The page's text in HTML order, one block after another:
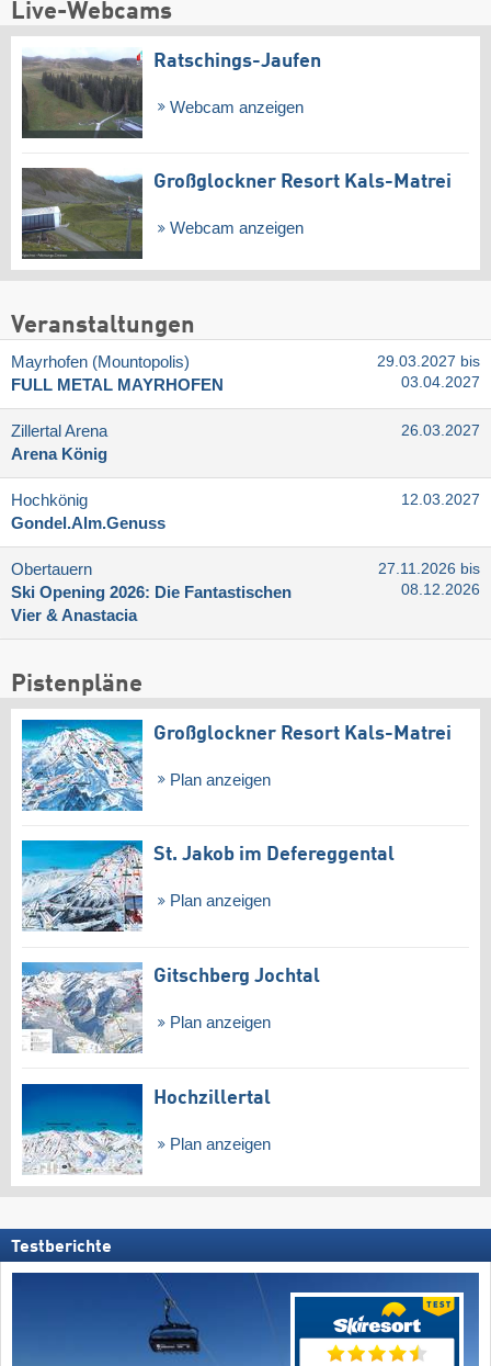
Live-Webcams
Ratschings-Jaufen
Webcam anzeigen
Großglockner Resort Kals-Matrei
Webcam anzeigen
Veranstaltungen
Mayrhofen (Mountopolis)
FULL METAL MAYRHOFEN
29.03.2027 bis
03.04.2027
Zillertal Arena
Arena König
26.03.2027
Hochkönig
Gondel.Alm.Genuss
12.03.2027
Obertauern
Ski Opening 2026: Die Fantastischen
Vier & Anastacia
27.11.2026 bis
08.12.2026
Pistenpläne
Großglockner Resort Kals-Matrei
Plan anzeigen
St. Jakob im Defereggental
Plan anzeigen
Gitschberg Jochtal
Plan anzeigen
Hochzillertal
Plan anzeigen
Testberichte